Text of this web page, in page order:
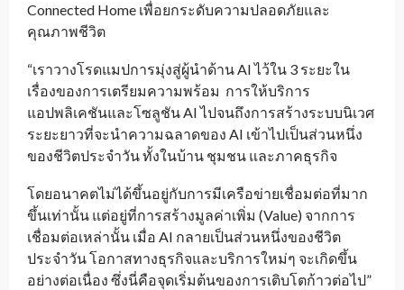
Connected Home เพื่อยกระดับความปลอดภัยและ
คุณภาพชีวิต
“เราวางโรดแมปการมุ่งสู่ผู้นำด้าน AI ไว้ใน 3 ระยะใน
เรื่องของการเตรียมความพร้อม การให้บริการ
แอปพลิเคชันและโซลูชัน AI ไปจนถึงการสร้างระบบนิเวศ
ระยะยาวที่จะนำความฉลาดของ AI เข้าไปเป็นส่วนหนึ่ง
ของชีวิตประจำวัน ทั้งในบ้าน ชุมชน และภาคธุรกิจ
โดยอนาคตไม่ได้ขึ้นอยู่กับการมีเครือข่ายเชื่อมต่อที่มาก
ขึ้นเท่านั้น แต่อยู่ที่การสร้างมูลค่าเพิ่ม (Value) จากการ
เชื่อมต่อเหล่านั้น เมื่อ AI กลายเป็นส่วนหนึ่งของชีวิต
ประจำวัน โอกาสทางธุรกิจและบริการใหม่ๆ จะเกิดขึ้น
อย่างต่อเนื่อง ซึ่งนี่คือจุดเริ่มต้นของการเติบโตก้าวต่อไป”